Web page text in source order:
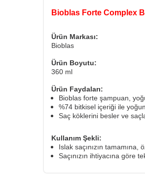
Bioblas Forte Complex
Ürün Markası:
Bioblas
Ürün Boyutu:
360 ml
Ürün Faydaları:
Bioblas forte şampuan,
%74 bitkisel içeriği ile
Saç köklerini besler ve
Kullanım Şekli:
Islak saçınızın
Saçınızın ihtiyacına göre